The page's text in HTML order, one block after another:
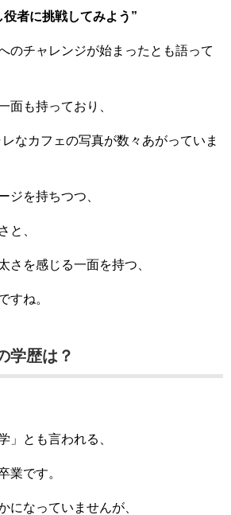
者に挑戦してみよう”
のチャレンジが始まったとも語って
面も持っており、
なカフェの写真が数々あがっていま
ジを持ちつつ、
と、
さを感じる一面を持つ、
すね。
学歴は？
」とも言われる、
業です。
になっていませんが、